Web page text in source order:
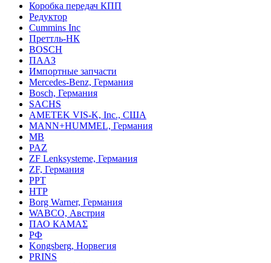
Коробка передач КПП
Редуктор
Cummins Inc
Преттль-НК
BOSCH
ПААЗ
Импортные запчасти
Mercedes-Benz, Германия
Bosch, Германия
SACHS
AMETEK VIS-K, Inc., США
MANN+HUMMEL, Германия
MB
PAZ
ZF Lenksysteme, Германия
ZF, Германия
PPT
HTP
Borg Warner, Германия
WABCO, Австрия
ПАО КАМАΣ
РФ
Kongsberg, Норвегия
PRINS